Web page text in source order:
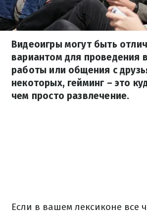
Видеоигры могут быть
вариантом для проведения
работы или общения с
некоторых, гейминг – это
чем просто развлечение.
Если в вашем лексиконе все